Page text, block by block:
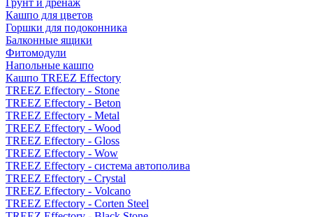
Грунт и дренаж
Кашпо для цветов
Горшки для подоконника
Балконные ящики
Фитомодули
Напольные кашпо
Кашпо TREEZ Effectory
TREEZ Effectory - Stone
TREEZ Effectory - Beton
TREEZ Effectory - Metal
TREEZ Effectory - Wood
TREEZ Effectory - Gloss
TREEZ Effectory - Wow
TREEZ Effectory - система автополива
TREEZ Effectory - Crystal
TREEZ Effectory - Volcano
TREEZ Effectory - Corten Steel